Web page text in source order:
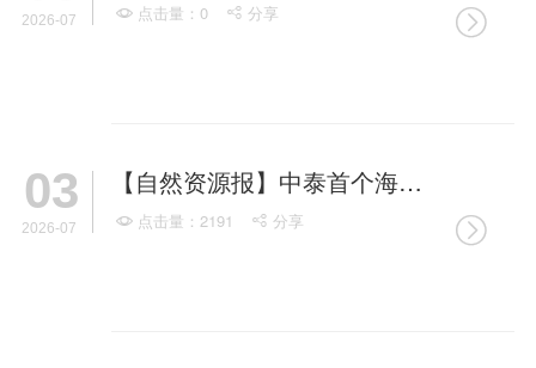
2026-07  点击量：0  分享 
03
2026-07
【自然资源报】中泰首个海岸带海陆联测站开建
 点击量：2191  分享 